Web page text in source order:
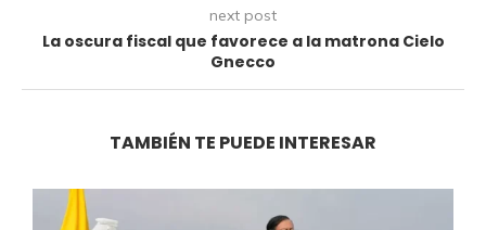
next post
La oscura fiscal que favorece a la matrona Cielo
Gnecco
TAMBIÉN TE PUEDE INTERESAR